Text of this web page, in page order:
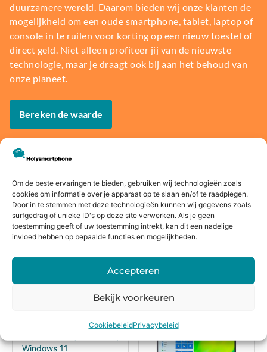
Om de beste ervaringen te bieden, gebruiken wij technologieën zoals
cookies om informatie over je apparaat op te slaan en/of te raadplegen.
Door in te stemmen met deze technologieën kunnen wij gegevens zoals
surfgedrag of unieke ID's op deze site verwerken. Als je geen
toestemming geeft of uw toestemming intrekt, kan dit een nadelige
invloed hebben op bepaalde functies en mogelijkheden.
Accepteren
Bekijk voorkeuren
CookiebeleidPrivacybeleid
duurzamere wereld. Daarom bieden wij onze klanten de
mogelijkheid om een oude smartphone, tablet, laptop of
console in te ruilen voor korting op een nieuw toestel of
direct geld. Niet alleen profiteer jij van de nieuwste
technologie, maar je draagt ook bij aan het behoud van
onze planeet.
Bereken de waarde
Voor
16:00
besteld,
morgen
14 dagen
bedenkte
rmijn
Fysieke
winkel
Webwink
el
keurmerk
Alternatieven